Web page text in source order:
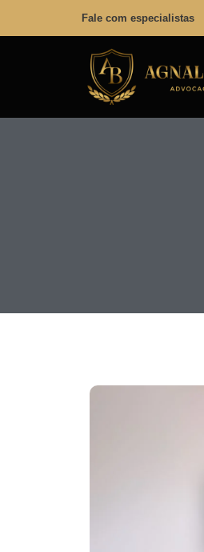
Fale com especialistas